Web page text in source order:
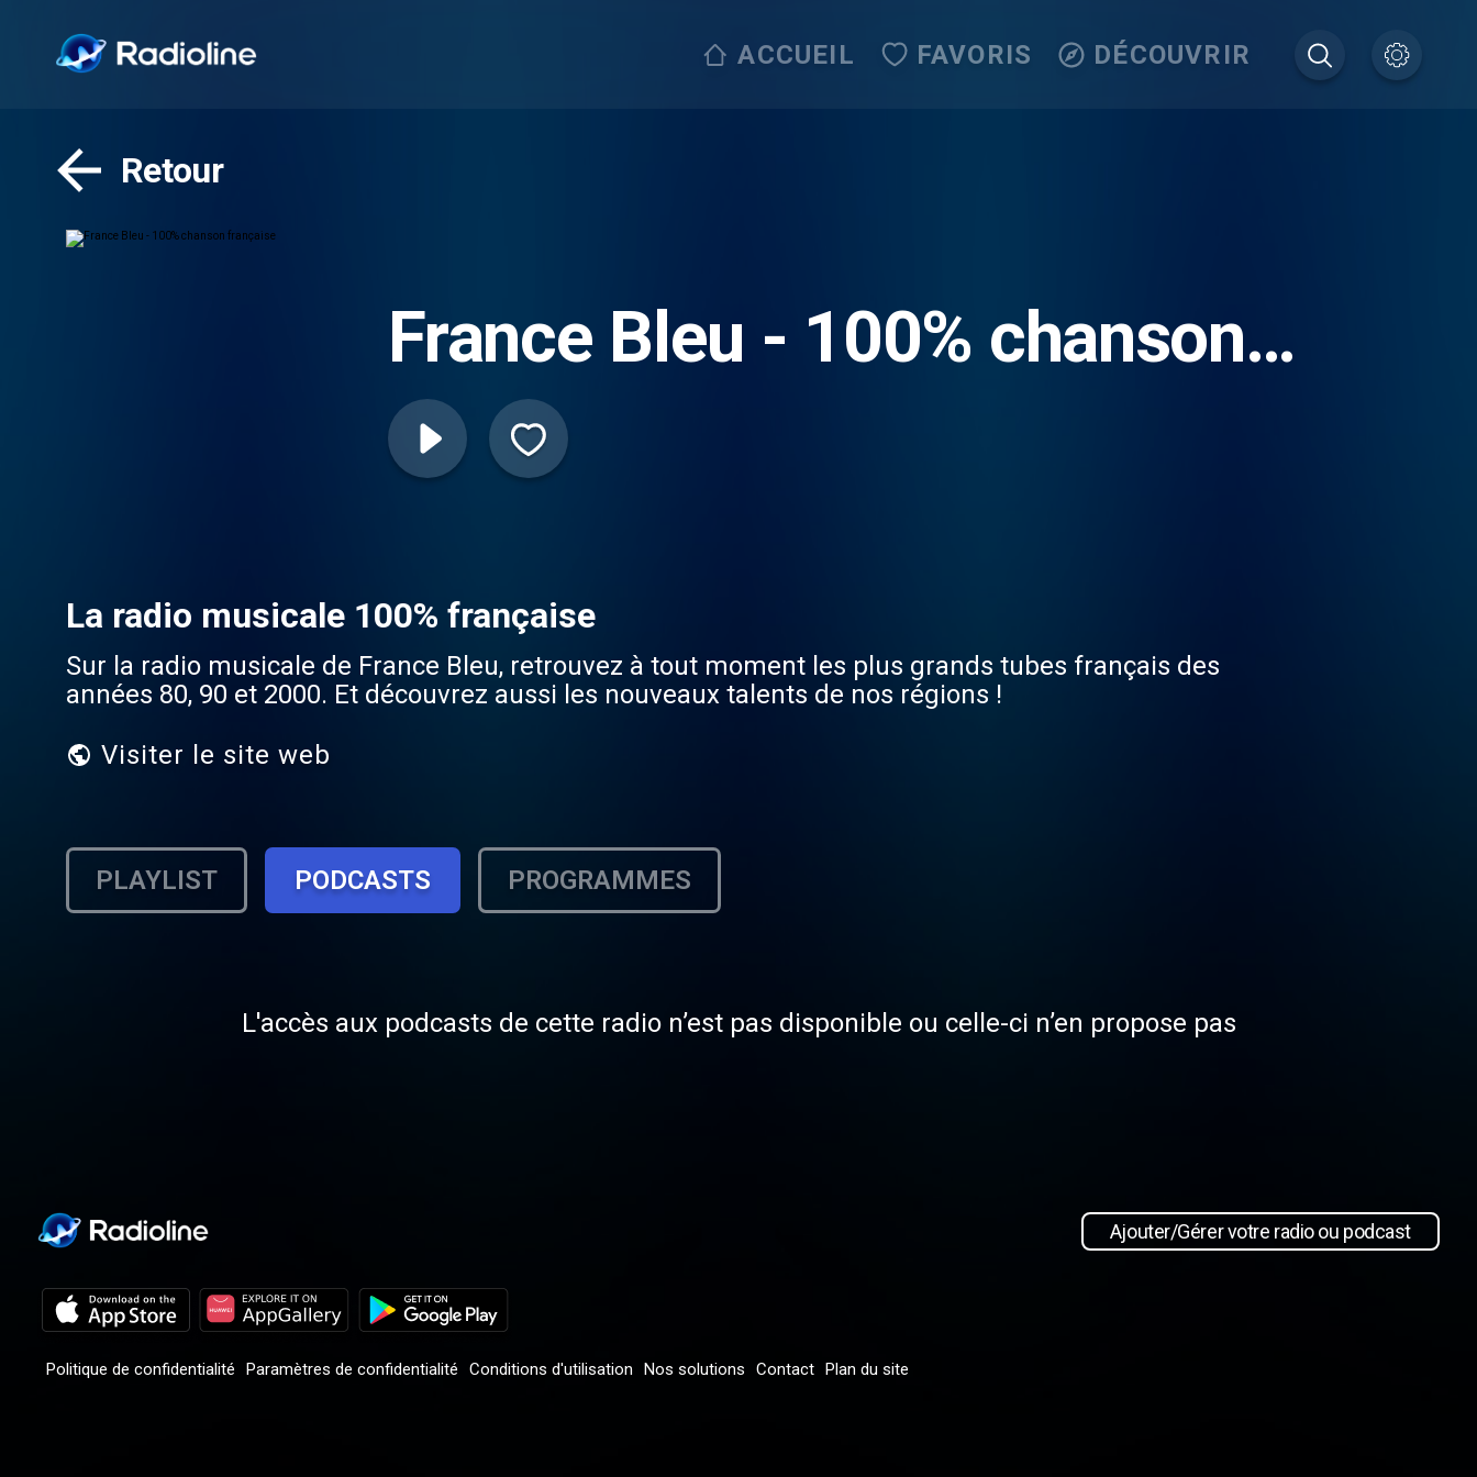
ACCUEIL FAVORIS DÉCOUVRIR
Retour
France Bleu - 100% chanson
française
La radio musicale 100% française
Sur la radio musicale de France Bleu, retrouvez à tout moment les plus grands tubes français des
années 80, 90 et 2000. Et découvrez aussi les nouveaux talents de nos régions !
Visiter le site web
PLAYLIST PODCASTS PROGRAMMES
L'accès aux podcasts de cette radio n’est pas disponible ou celle-ci n’en propose pas
Ajouter/Gérer votre radio ou podcast
Politique de confidentialité Paramètres de confidentialité Conditions d'utilisation Nos solutions Contact Plan du site